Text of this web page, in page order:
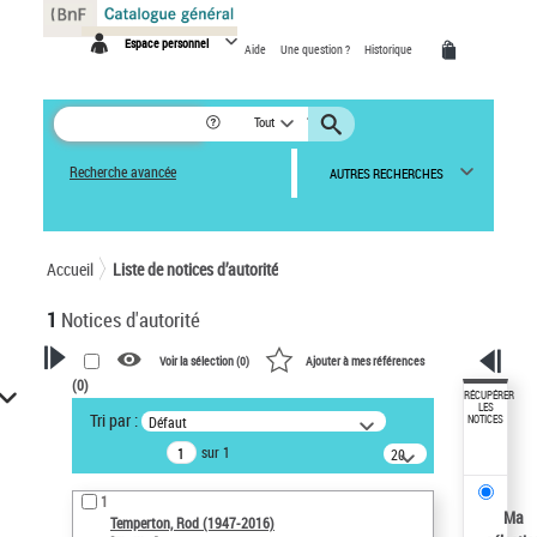
Espace personnel Aide Une question ? Historique
Tout
Recherche avancée AUTRES RECHERCHES
Accueil Liste de notices d’autorité
1 Notices d'autorité
VOTRE RECHERCHE
Recherche avancée dans les
notices d’autorité
Œuvres liées à l'auteur :
Temperton, Rod (1947-2016)
Voir la sélection (0) Ajouter à mes références
(0)
Tri par : Défaut
sur 1
20
résultats/page
1
Temperton, Rod (1947-2016)
RÉCUPÉRER
LES
NOTICES
Ma
Panneau de gestion des cookies